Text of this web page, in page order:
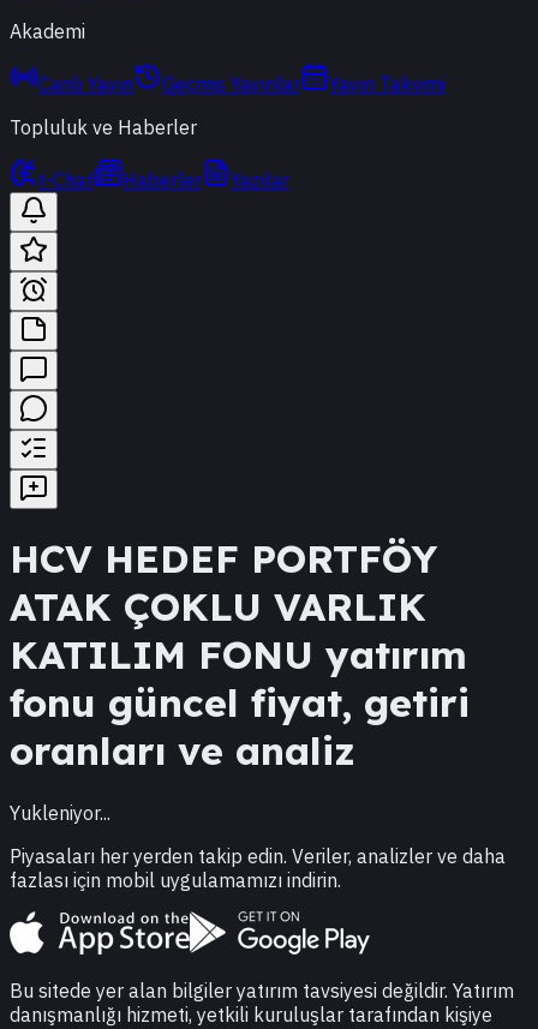
Akademi
Canlı Yayın Geçmiş Yayınlar
Yayın Takvimi
Topluluk ve Haberler
t-Chat Haberler Yazılar
HCV HEDEF PORTFÖY
ATAK ÇOKLU VARLIK
KATILIM FONU yatırım
fonu güncel fiyat, getiri
oranları ve analiz
Yukleniyor...
Piyasaları her yerden takip edin. Veriler, analizler ve daha
fazlası için mobil uygulamamızı indirin.
Bu sitede yer alan bilgiler yatırım tavsiyesi değildir. Yatırım
danışmanlığı hizmeti, yetkili kuruluşlar tarafından kişiye